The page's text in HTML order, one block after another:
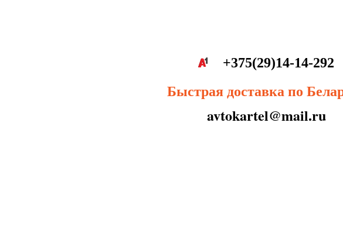
+375(29)14-14-292
Быстрая доставка по
avtokartel@mail.ru